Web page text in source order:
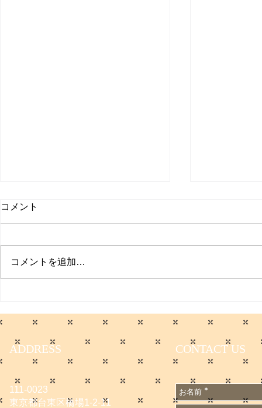
プクイチ
コメント
コメントを追加…
ADDRESS CONTACT US
111-0023
東京都台東区橋場1-2-11